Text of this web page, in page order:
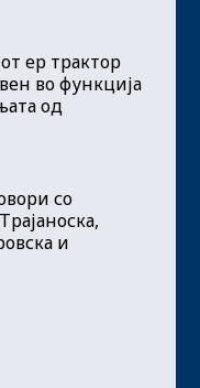
ер трактор
во функција
од
со
и